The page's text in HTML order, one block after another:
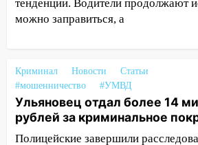
08:21 В Заволжском
велосипеда
тридцатиградусная жара:
погода в четверг
06:00 Четыре года борьбы:
юристы помогли женщине
за плесень на стенах
тенденции. Водители продолжают
можно заправиться, а
Криминал Новости
Статьи
#мошенничество
#УМВД
Ульяновец отдал более 14
рублей за криминальное
Полицейские завершили